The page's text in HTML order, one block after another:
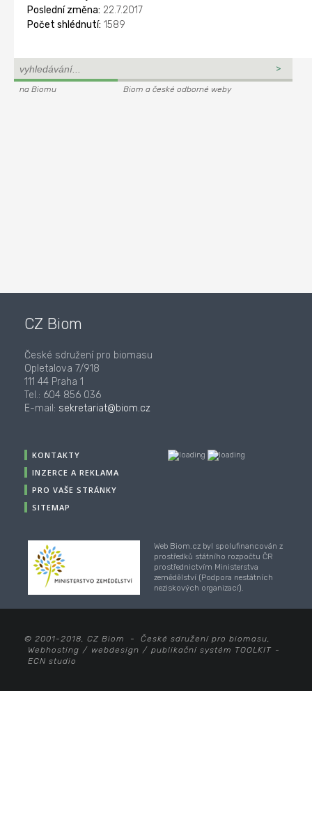
Poslední změna: 22.7.2017
Počet shlédnutí: 1589
na Biomu Biom a české odborné weby
CZ Biom
České sdružení pro biomasu
Opletalova 7/918
111 44 Praha 1
Tel.: 604 856 036
E-mail: sekretariat@biom.cz
KONTAKTY
INZERCE A REKLAMA
PRO VAŠE STRÁNKY
SITEMAP
Web Biom.cz byl spolufinancován z
prostředků státního rozpočtu ČR
prostřednictvím Ministerstva
zemědělství (Podpora nestátních
neziskových organizací).
© 2001-2018, CZ Biom - České sdružení pro biomasu,
Webhosting / webdesign / publikační systém TOOLKIT -
ECN studio